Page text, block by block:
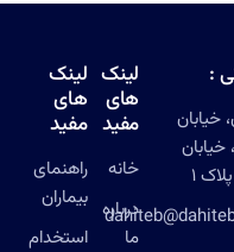
:
خیابان
خیابان
لینک
های
مفید
خانه
درباره
ما
لینک
های
مفید
راهنمای
بیماران
استخدام